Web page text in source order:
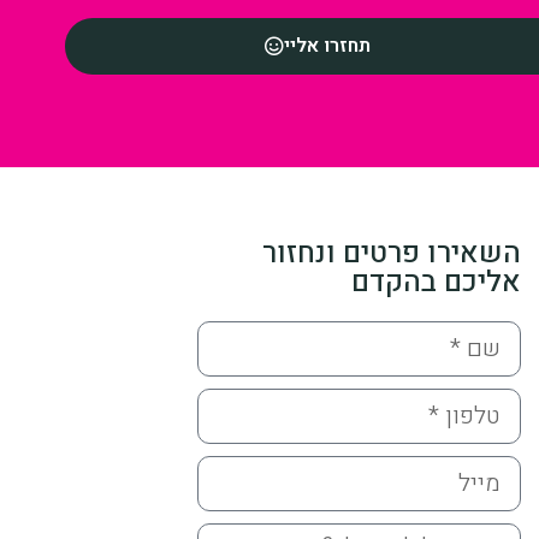
תחזרו אליי
השאירו פרטים ונחזור
אליכם בהקדם